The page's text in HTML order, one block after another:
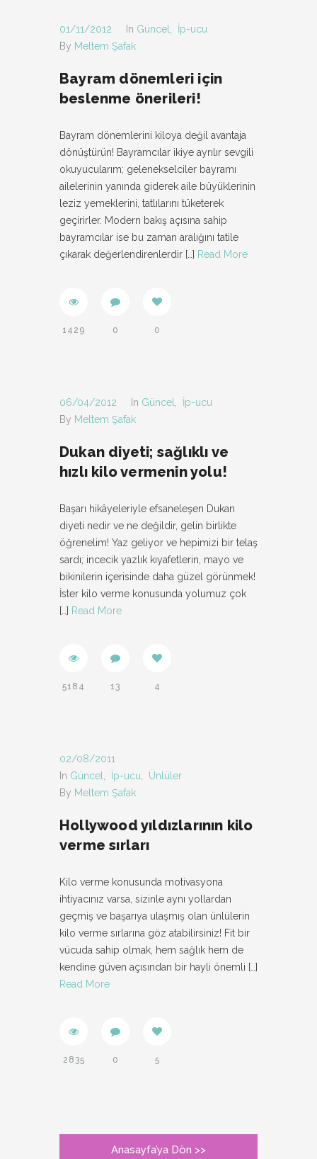
01/11/2012 In Güncel
İp-ucu
By Meltem Şafak
Bayram dönemleri için
beslenme önerileri!
Bayram dönemlerini kiloya değil avantaja
dönüştürün! Bayramcılar ikiye ayrılır sevgili
okuyucularım; gelenekselciler bayramı
ailelerinin yanında giderek aile büyüklerinin
leziz yemeklerini, tatlılarını tüketerek
geçirirler. Modern bakış açısına sahip
bayramcılar ise bu zaman aralığını tatile
çıkarak değerlendirenlerdir […] Read More
1429 0 0
06/04/2012 In Güncel
İp-ucu
By Meltem Şafak
Dukan diyeti; sağlıklı ve
hızlı kilo vermenin yolu!
Başarı hikâyeleriyle efsaneleşen Dukan
diyeti nedir ve ne değildir, gelin birlikte
öğrenelim! Yaz geliyor ve hepimizi bir telaş
sardı; incecik yazlık kıyafetlerin, mayo ve
bikinilerin içerisinde daha güzel görünmek!
İster kilo verme konusunda yolumuz çok
[…] Read More
5184 13 4
02/08/2011
In Güncel İp-ucu
Ünlüler
By Meltem Şafak
Hollywood yıldızlarının kilo
verme sırları
Kilo verme konusunda motivasyona
ihtiyacınız varsa, sizinle aynı yollardan
geçmiş ve başarıya ulaşmış olan ünlülerin
kilo verme sırlarına göz atabilirsiniz! Fit bir
vücuda sahip olmak, hem sağlık hem de
kendine güven açısından bir hayli önemli […]
Read More
2835 0 5
Anasayfa’ya Dön >>